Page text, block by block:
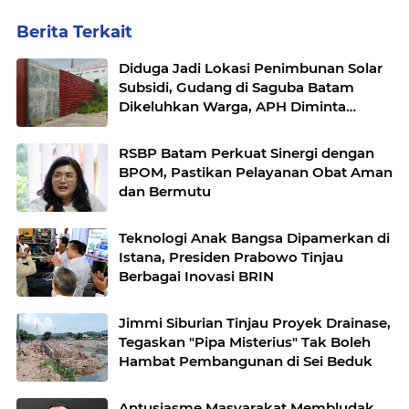
Berita Terkait
Diduga Jadi Lokasi Penimbunan Solar
Subsidi, Gudang di Saguba Batam
Dikeluhkan Warga, APH Diminta
RSBP Batam Perkuat Sinergi dengan
BPOM, Pastikan Pelayanan Obat Aman
dan Bermutu
Teknologi Anak Bangsa Dipamerkan di
Istana, Presiden Prabowo Tinjau
Berbagai Inovasi BRIN
Jimmi Siburian Tinjau Proyek Drainase,
Tegaskan "Pipa Misterius" Tak Boleh
Hambat Pembangunan di Sei Beduk